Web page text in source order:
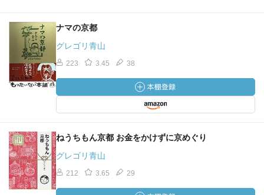
ナマの京都
グレゴリ青山
223 3.45 38
ねうちもん京都 お金をかけずに京めぐり
グレゴリ青山
212 3.65 29